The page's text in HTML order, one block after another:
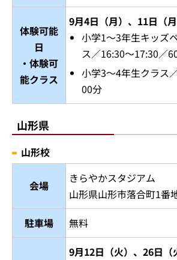
体験可能
日
・体験可
能クラス
9月4日（月）、11日（
小学1～3年生キッズ
ス／16:30～17:30／
小学3～4年生クラス
00分
山形県
山形校
会場
きらやかスタジアム
山形県山形市落合町1番
駐車場
無料
9月12日（火）、26日（